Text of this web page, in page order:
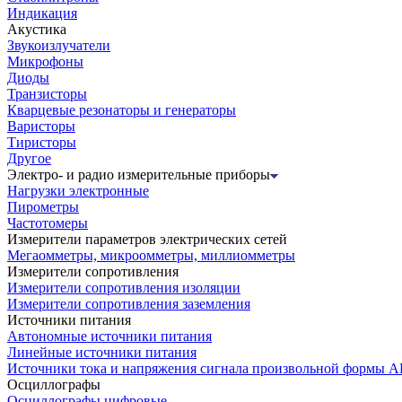
Индикация
Акустика
Звукоизлучатели
Микрофоны
Диоды
Транзисторы
Кварцевые резонаторы и генераторы
Варисторы
Тиристоры
Другое
Электро- и радио измерительные приборы
Нагрузки электронные
Пирометры
Частотомеры
Измерители параметров электрических сетей
Мегаомметры, микроомметры, миллиомметры
Измерители сопротивления
Измерители сопротивления изоляции
Измерители сопротивления заземления
Источники питания
Автономные источники питания
Линейные источники питания
Источники тока и напряжения сигнала произвольной формы
Осциллографы